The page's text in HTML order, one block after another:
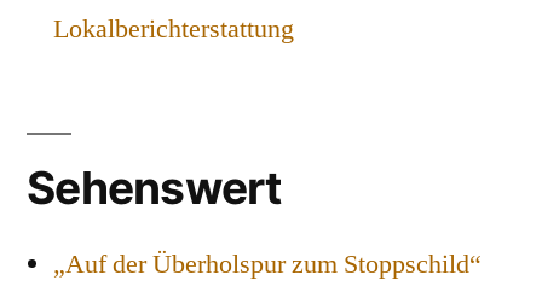
Lokalberichterstattung
Sehenswert
„Auf der Überholspur zum Stoppschild“